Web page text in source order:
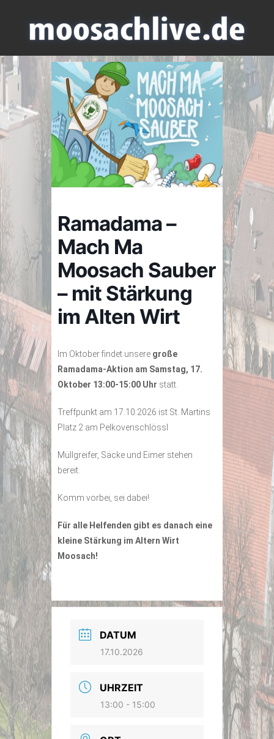
Ramadama –
Mach Ma
Moosach Sauber
– mit Stärkung
im Alten Wirt
Im Oktober findet unsere große
Ramadama-Aktion am Samstag, 17.
Oktober 13:00-15:00 Uhr statt.
Treffpunkt am 17.10.2026 ist St. Martins
Platz 2 am Pelkovenschlössl
Müllgreifer, Säcke und Eimer stehen
bereit.
Komm vorbei, sei dabei!
Für alle Helfenden gibt es danach eine
kleine Stärkung im Altern Wirt
Moosach!
DATUM
17.10.2026
UHRZEIT
13:00 - 15:00